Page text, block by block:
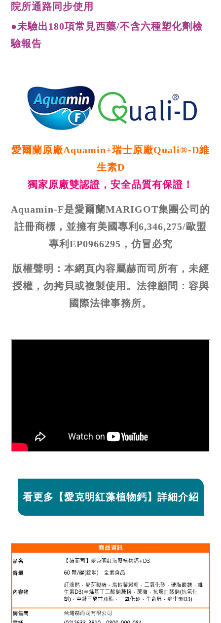
院所通路同步使用
●未驗出180項常見西藥/不含六種塑化劑檢
驗報告
愛爾蘭原廠Aquamin+瑞士原廠Quali®-D維
生素D
獨家原廠雙認證，安全品質有保證！
Aquamin-F是愛爾蘭MARIGOT集團公司的
註冊商標，並擁有美國專利6,346,275/歐盟
專利EP0966295，仿冒必究
版權聲明：本網頁內容屬赫而司所有，未經
授權，勿拷貝或複製使用。法律顧問：容與
國際法律事務所。
看更多【愛克明紅藻植物鈣】詳細介紹